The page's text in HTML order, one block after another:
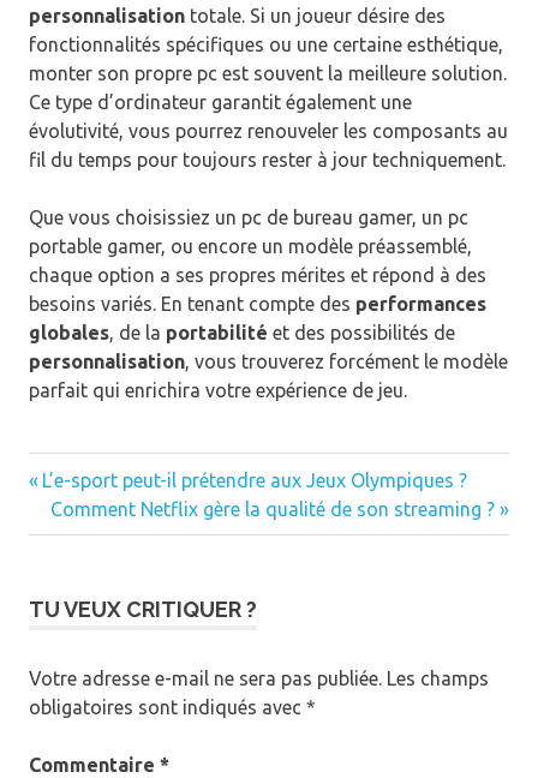
personnalisation totale. Si un joueur désire des
fonctionnalités spécifiques ou une certaine esthétique,
monter son propre pc est souvent la meilleure solution.
Ce type d’ordinateur garantit également une
évolutivité, vous pourrez renouveler les composants au
fil du temps pour toujours rester à jour techniquement.
Que vous choisissiez un pc de bureau gamer, un pc
portable gamer, ou encore un modèle préassemblé,
chaque option a ses propres mérites et répond à des
besoins variés. En tenant compte des performances
globales, de la portabilité et des possibilités de
personnalisation, vous trouverez forcément le modèle
parfait qui enrichira votre expérience de jeu.
Navigation
de
Article
précédent
:
L’e-sport peut-il prétendre aux Jeux Olympiques ?
Article
suivant
Comment Netflix gère la qualité de son streaming ?
TU VEUX CRITIQUER ?
Votre adresse e-mail ne sera pas publiée. Les champs
obligatoires sont indiqués avec *
Commentaire *